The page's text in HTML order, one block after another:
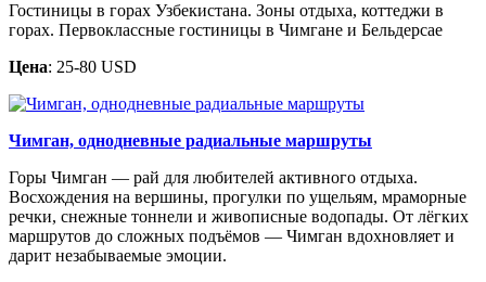
Гостиницы в горах Узбекистана. Зоны отдыха, коттеджи в
горах. Первоклассные гостиницы в Чимгане и Бельдерсае
Цена: 25-80 USD
Чимган, однодневные радиальные маршруты
Горы Чимган — рай для любителей активного отдыха.
Восхождения на вершины, прогулки по ущельям, мраморные
речки, снежные тоннели и живописные водопады. От лёгких
маршрутов до сложных подъёмов — Чимган вдохновляет и
дарит незабываемые эмоции.